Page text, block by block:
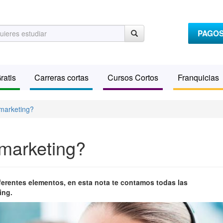
Carreras cortas Cursos Cortos Franquicias
elementos, en esta nota te contamos todas las